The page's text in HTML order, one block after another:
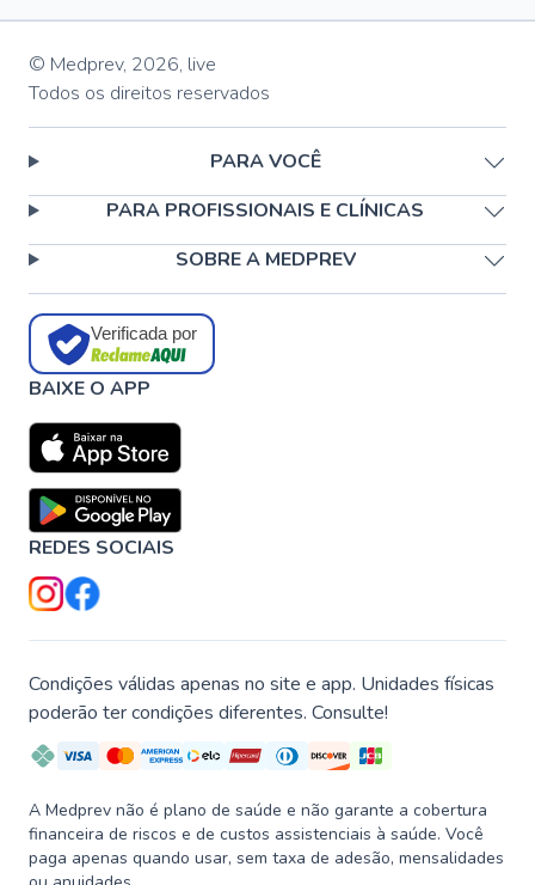
© Medprev, 2026, live
Todos os direitos reservados
PARA VOCÊ
PARA PROFISSIONAIS E CLÍNICAS
SOBRE A MEDPREV
Verificada por
BAIXE O APP
REDES SOCIAIS
Condições válidas apenas no site e app. Unidades físicas
poderão ter condições diferentes. Consulte!
A Medprev não é plano de saúde e não garante a cobertura
financeira de riscos e de custos assistenciais à saúde. Você
paga apenas quando usar, sem taxa de adesão, mensalidades